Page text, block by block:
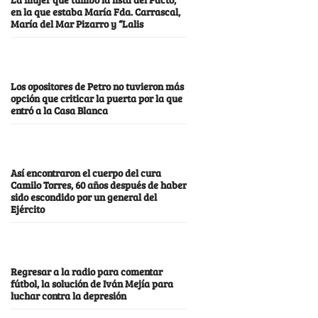
en la que estaba María Fda. Carrascal,
María del Mar Pizarro y “Lalis
Los opositores de Petro no tuvieron más
opción que criticar la puerta por la que
entró a la Casa Blanca
Así encontraron el cuerpo del cura
Camilo Torres, 60 años después de haber
sido escondido por un general del
Ejército
Regresar a la radio para comentar
fútbol, la solución de Iván Mejía para
luchar contra la depresión